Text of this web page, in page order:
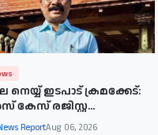
നെയ്യ് ഇടപാട് ക്രമക്കേട്:
കേസ് രജിസ്റ്റ...
ReportAug 06, 2026